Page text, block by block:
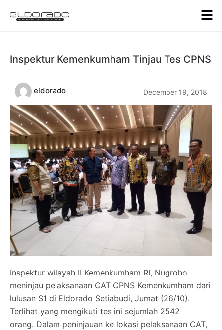
Inspektur Kemenkumham Tinjau Tes CPNS
eldorado December 19, 2018
Inspektur wilayah II Kemenkumham RI, Nugroho
meninjau pelaksanaan CAT CPNS Kemenkumham dari
lulusan S1 di Eldorado Setiabudi, Jumat (26/10).
Terlihat yang mengikuti tes ini sejumlah 2542
orang. Dalam peninjauan ke lokasi pelaksanaan CAT,